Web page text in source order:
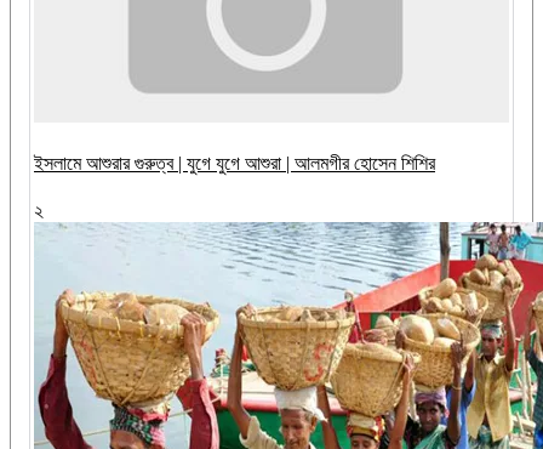
ইসলামে আশুরার গুরুত্ব | যুগে যুগে আশুরা | আলমগীর হোসেন শিশির
২